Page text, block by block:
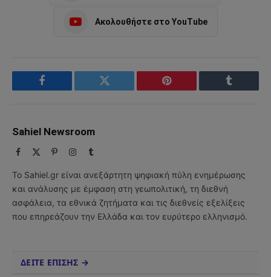
Ακολουθήστε στο YouTube
Facebook Twitter Pinterest Tumblr
Sahiel Newsroom
Facebook PinterestInstagram
Tumblr
Το Sahiel.gr είναι ανεξάρτητη ψηφιακή πύλη ενημέρωσης
και ανάλυσης με έμφαση στη γεωπολιτική, τη διεθνή
ασφάλεια, τα εθνικά ζητήματα και τις διεθνείς εξελίξεις
που επηρεάζουν την Ελλάδα και τον ευρύτερο ελληνισμό.
ΔΕΙΤΕ ΕΠΙΣΗΣ →